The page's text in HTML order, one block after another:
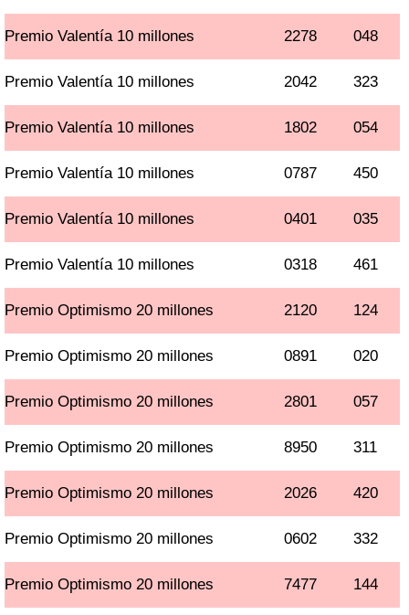
Premio Valentía 10 millones 2278 048
Premio Valentía 10 millones 2042 323
Premio Valentía 10 millones 1802 054
Premio Valentía 10 millones 0787 450
Premio Valentía 10 millones 0401 035
Premio Valentía 10 millones 0318 461
Premio Optimismo 20 millones 2120 124
Premio Optimismo 20 millones 0891 020
Premio Optimismo 20 millones 2801 057
Premio Optimismo 20 millones 8950 311
Premio Optimismo 20 millones 2026 420
Premio Optimismo 20 millones 0602 332
Premio Optimismo 20 millones 7477 144